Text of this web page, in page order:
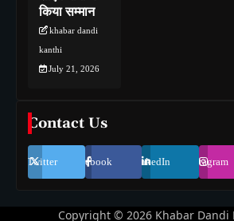
किया सम्मान
khabar dandi
kanthi
July 21, 2026
Contact Us
Twitter Facebook LinkedIn Instagram
Copyright © 2026 Khabar Dandi